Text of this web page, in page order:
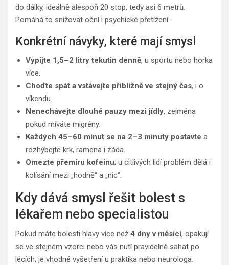
do dálky, ideálně alespoň 20 stop, tedy asi 6 metrů.
Pomáhá to snižovat oční i psychické přetížení.
Konkrétní návyky, které mají smysl
Vypijte 1,5–2 litry tekutin denně, u sportu nebo horka
více.
Choďte spát a vstávejte přibližně ve stejný čas, i o
víkendu.
Nenechávejte dlouhé pauzy mezi jídly, zejména
pokud míváte migrény.
Každých 45–60 minut se na 2–3 minuty postavte a
rozhýbejte krk, ramena i záda.
Omezte přemíru kofeinu; u citlivých lidí problém dělá i
kolísání mezi „hodně“ a „nic“.
Kdy dává smysl řešit bolest s
lékařem nebo specialistou
Pokud máte bolesti hlavy více než 4 dny v měsíci, opakují
se ve stejném vzorci nebo vás nutí pravidelně sahat po
lécích, je vhodné vyšetření u praktika nebo neurologa.